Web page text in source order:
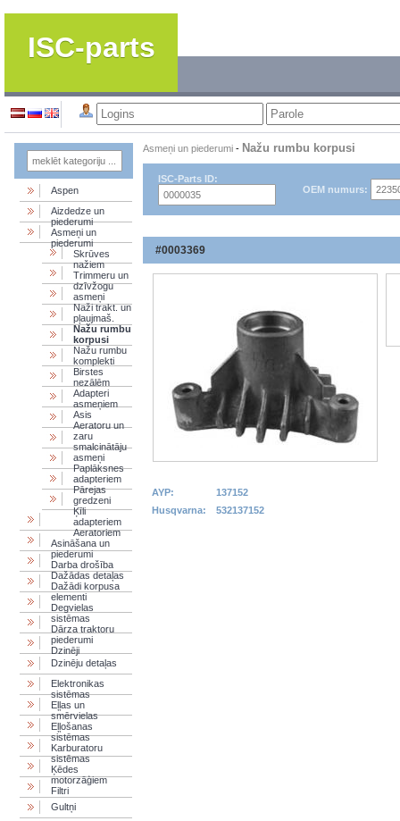
ISC-parts
Aspen
Aizdedze un
piederumi
Asmeņi un
piederumi
Skrūves
nažiem
Trimmeru un
dzīvžogu
asmeņi
Naži trakt. un
pļaujmaš.
Nažu rumbu
korpusi
Nažu rumbu
komplekti
Birstes
nezālēm
Adapteri
asmeņiem
Asis
Aeratoru un
zaru
smalcinātāju
asmeņi
Paplāksnes
adapteriem
Pārejas
gredzeni
Ķīli
adapteriem
Aeratoriem
Asināšana un
piederumi
Darba drošība
Dažādas detaļas
Dažādi korpusa
elementi
Degvielas
sistēmas
Dārza traktoru
piederumi
Dzinēji
Dzinēju detaļas
Elektronikas
sistēmas
Eļļas un
smērvielas
Eļļošanas
sistēmas
Karburatoru
sistēmas
Ķēdes
motorzāģiem
Filtri
Gultņi
Asmeņi un piederumi - Nažu rumbu korpusi
ISC-Parts ID:
OEM numurs:
#0003369
AYP:
137152
Husqvarna:
532137152